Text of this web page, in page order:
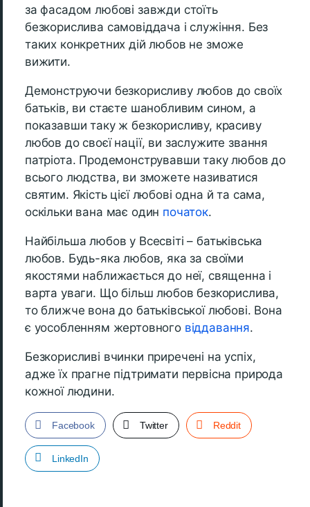
за фасадом любові завжди стоїть
безкорислива самовіддача і служіння. Без
таких конкретних дій любов не зможе
вижити.
Демонструючи безкорисливу любов до своїх
батьків, ви стаєте шанобливим сином, а
показавши таку ж безкорисливу, красиву
любов до своєї нації, ви заслужите звання
патріота. Продемонструвавши таку любов до
всього людства, ви зможете називатися
святим. Якість цієї любові одна й та сама,
оскільки вана має один початок.
Найбільша любов у Всесвіті – батьківська
любов. Будь-яка любов, яка за своїми
якостями наближається до неї, священна і
варта уваги. Що більш любов безкорислива,
то ближче вона до батьківської любові. Вона
є уособленням жертовного віддавання.
Безкорисливі вчинки приречені на успіх,
адже їх прагне підтримати первісна природа
кожної людини.
Facebook Twitter Reddit
LinkedIn